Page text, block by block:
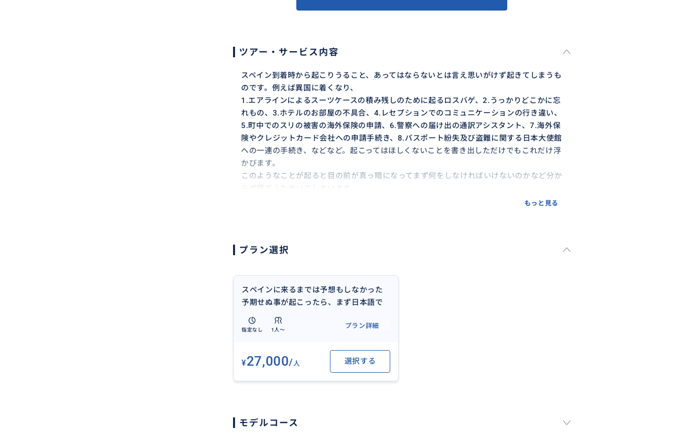
ツアー・サービス内容
スペイン到着時から起こりうること、あってはならないとは言え思いがけず起きてしまうも
のです。例えば異国に着くなり、
1.エアラインによるスーツケースの積み残しのために起るロスバゲ、2.うっかりどこかに忘
れもの、3.ホテルのお部屋の不具合、4.レセプションでのコミュニケーションの行き違い、
5.町中でのスリの被害の海外保険の申請、6.警察への届け出の通訳アシスタント、7.海外保
険やクレジットカード会社への申請手続き、8.パスポート紛失及び盗難に関する日本大使館
への一連の手続き、などなど。起こってはほしくないことを書き出しただけでもこれだけ浮
かびます。
このようなことが起ると目の前が真っ暗になってまず何をしなければいけないのかなど分か
そんなときまず日本語で誰かに何かを聞いてほしい、落ち着いて何をすべきかアドバイス
もっと見る
プラン選択
スペインに来るまでは予想もしなかった
予期せぬ事が起こったら、まず日本語で
応対します。お困りごとをどのように解
決したらいいかを、落ち着いて考えられ
指定なし 1人〜
プラン詳細
¥27,000/人 選択する
モデルコース